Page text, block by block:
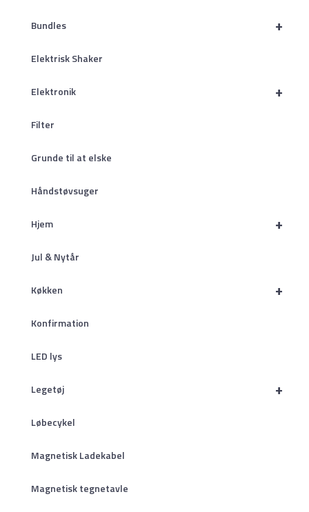
+
Bundles
Elektrisk Shaker
+
Elektronik
Filter
Grunde til at elske
Håndstøvsuger
+
Hjem
Jul & Nytår
+
Køkken
Konfirmation
LED lys
+
Legetøj
Løbecykel
Magnetisk Ladekabel
Magnetisk tegnetavle